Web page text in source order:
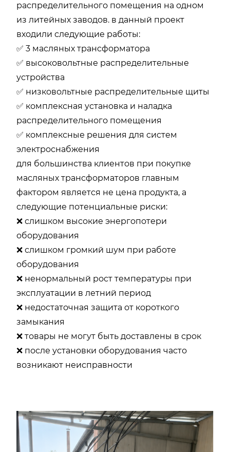
распределительного помещения на одном
из литейных заводов. в данный проект
входили следующие работы:
✅ 3 масляных трансформатора
✅ высоковольтные распределительные
устройства
✅ низковольтные распределительные щиты
✅ комплексная установка и наладка
распределительного помещения
✅ комплексные решения для систем
электроснабжения
для большинства клиентов при покупке
масляных трансформаторов главным
фактором является не цена продукта, а
следующие потенциальные риски:
❌ слишком высокие энергопотери
оборудования
❌ слишком громкий шум при работе
оборудования
❌ ненормальный рост температуры при
эксплуатации в летний период
❌ недостаточная защита от короткого
замыкания
❌ товары не могут быть доставлены в срок
❌ после установки оборудования часто
возникают неисправности